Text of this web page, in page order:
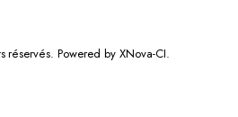
réservés. Powered by XNova-CI.